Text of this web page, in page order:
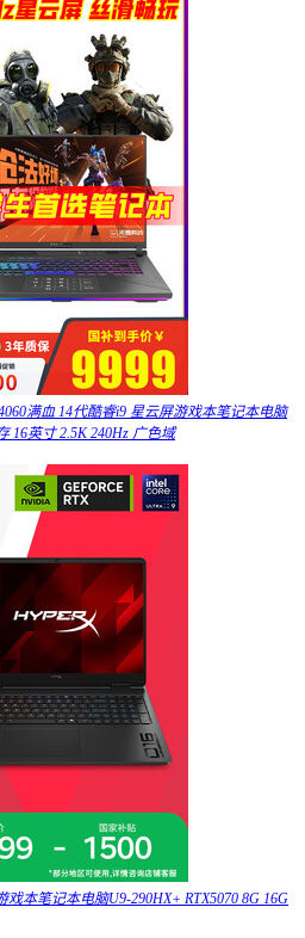
满血 14代酷睿i9 星云屏游戏本笔记本电脑
16英寸 2.5K 240Hz 广色域
戏本笔记本电脑U9-290HX+ RTX5070 8G 16G